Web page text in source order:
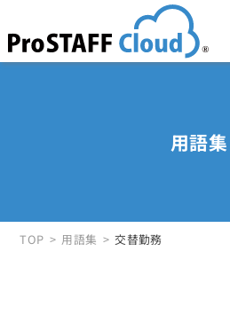
用語集
TOP 用語集 交替勤務